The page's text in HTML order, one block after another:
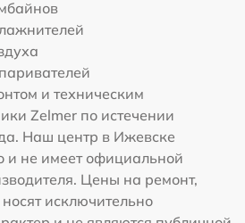
и техническим
Zelmer по истечении
Наш центр в Ижевске
и не имеет официальной
Цены на ремонт,
исключительно